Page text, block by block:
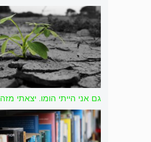
גם אני הייתי הומו. יצאתי מזה